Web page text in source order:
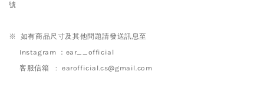
號
※ 如有商品尺寸及其他問題請發送訊息至
Instagram ：ear__official
客服信箱 : earofficial.cs@gmail.com